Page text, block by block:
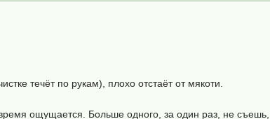
течёт по рукам), плохо отстаёт от мякоти.
ощущается. Больше одного, за один раз, не съешь,